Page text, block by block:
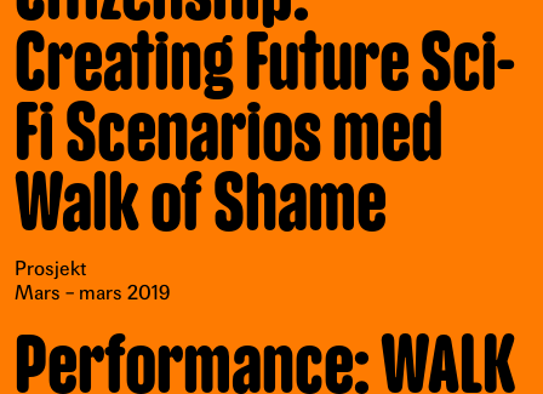
Creating Future Sci-
Fi Scenarios med
Walk of Shame
Prosjekt
Mars – mars 2019
Performance: WALK